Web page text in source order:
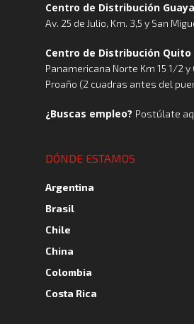
Centro de Distribución
Av. 25 de Julio, Km. 3,5 y San
Centro de Distribución Quito
Panamericana Norte Km 15 1/2 y
Proaño (2 cuadras antes del
¿Buscas empleo? Postúlate
DÓNDE ESTAMOS
Argentina
Brasil
Chile
China
Colombia
Costa Rica